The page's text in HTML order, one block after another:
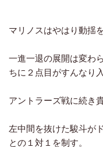
マリノスはやはり動揺
一進一退の展開は変わ
ちに２点目がすんなり入
アントラーズ戦に続き
左中間を抜けた駿斗が
との１対１を制す。